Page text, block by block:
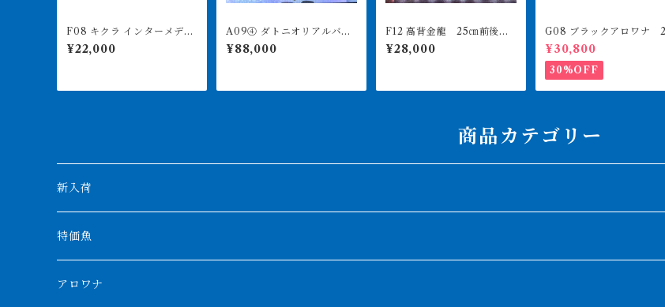
F08 キクラ インターメディ
ア 15-18㎝前後 ワイルド
¥22,000
A09④ ダトニオリアルバン
ド 14㎝前後 イエロー
シミなし
¥88,000
F12 高背金龍 25㎝前後 2
60-001313 買取個体
¥28,000
G08 ブラックアロワナ 27
㎝前後 人工飼料食べます
¥30,800
30%OFF
商品カテゴリー
新入荷
特価魚
アロワナ